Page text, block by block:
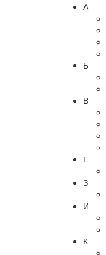
А
Б
В
Е
З
И
К